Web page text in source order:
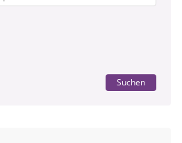
Suchen